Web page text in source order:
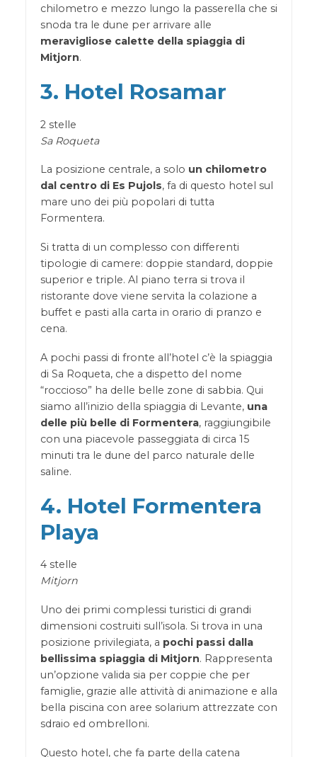
chilometro e mezzo lungo la passerella che si
snoda tra le dune per arrivare alle
meravigliose calette della spiaggia di
Mitjorn.
3. Hotel Rosamar
2 stelle
Sa Roqueta
La posizione centrale, a solo un chilometro
dal centro di Es Pujols, fa di questo hotel sul
mare uno dei più popolari di tutta
Formentera.
Si tratta di un complesso con differenti
tipologie di camere: doppie standard, doppie
superior e triple. Al piano terra si trova il
ristorante dove viene servita la colazione a
buffet e pasti alla carta in orario di pranzo e
cena.
A pochi passi di fronte all’hotel c’è la spiaggia
di Sa Roqueta, che a dispetto del nome
“roccioso” ha delle belle zone di sabbia. Qui
siamo all’inizio della spiaggia di Levante, una
delle più belle di Formentera, raggiungibile
con una piacevole passeggiata di circa 15
minuti tra le dune del parco naturale delle
saline.
4. Hotel Formentera
Playa
4 stelle
Mitjorn
Uno dei primi complessi turistici di grandi
dimensioni costruiti sull’isola. Si trova in una
posizione privilegiata, a pochi passi dalla
bellissima spiaggia di Mitjorn. Rappresenta
un’opzione valida sia per coppie che per
famiglie, grazie alle attività di animazione e alla
bella piscina con aree solarium attrezzate con
sdraio ed ombrelloni.
Questo hotel, che fa parte della catena